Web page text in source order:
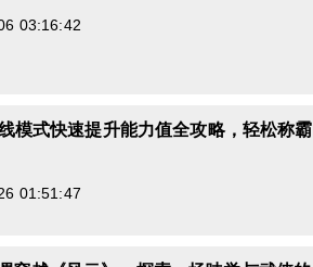
03:16:42
模式快速提升能力值全攻略，轻松称霸
01:51:47